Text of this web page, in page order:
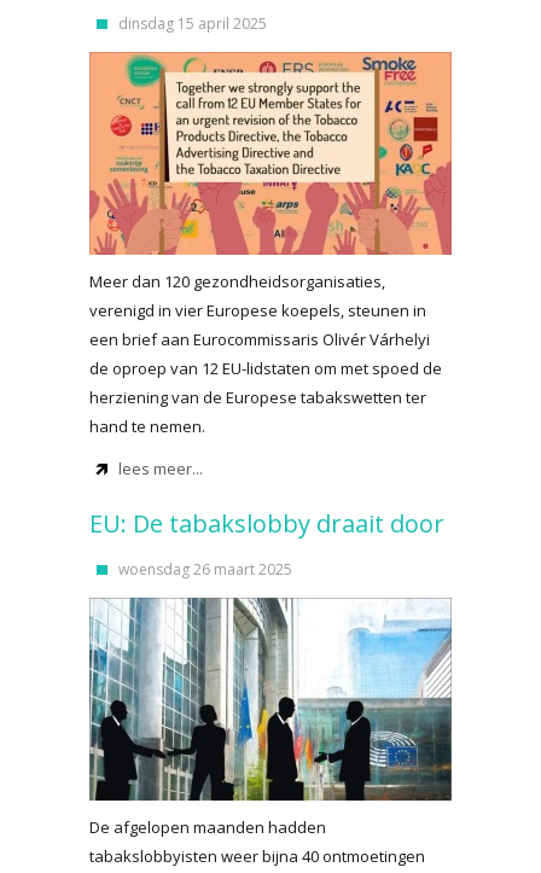
dinsdag 15 april 2025
Meer dan 120 gezondheidsorganisaties,
verenigd in vier Europese koepels, steunen in
een brief aan Eurocommissaris Olivér Várhelyi
de oproep van 12 EU-lidstaten om met spoed de
herziening van de Europese tabakswetten ter
hand te nemen.
lees meer...
EU: De tabakslobby draait door
woensdag 26 maart 2025
De afgelopen maanden hadden
tabakslobbyisten weer bijna 40 ontmoetingen